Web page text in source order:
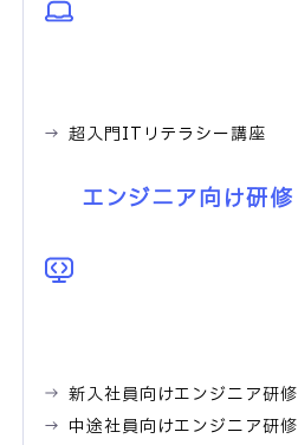
超入門ITリテラシー講座
エンジニア向け研修
新入社員向けエンジニア研修
中途社員向けエンジニア研修